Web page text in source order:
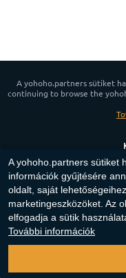
A yohoho.partners sütiket
continuing to browse the
A yohoho.partners sütiket
információk gyűjtésére
oldalt, saját
marketingeszközöket. Az
elfogadja a sütik
További információk